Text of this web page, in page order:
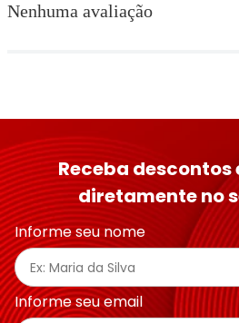
Nenhuma avaliação
Receba descontos
diretamente no
Informe seu nome
Informe seu email